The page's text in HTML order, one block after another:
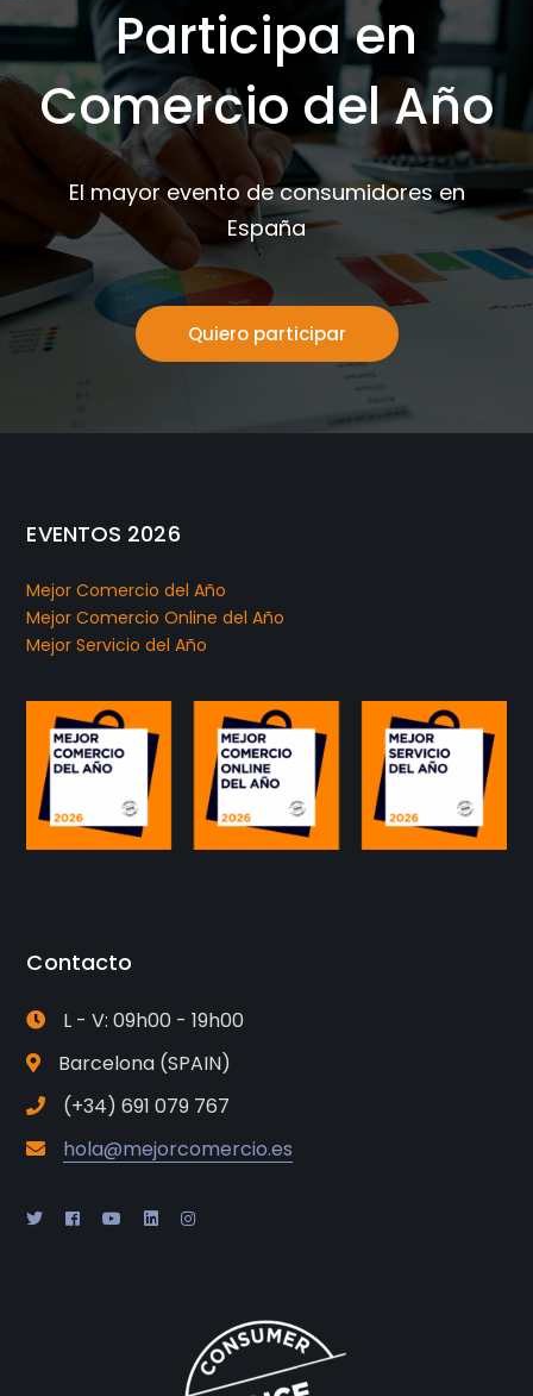
Participa en
Comercio del Año
El mayor evento de consumidores en
España
Quiero participar
EVENTOS 2026
Mejor Comercio del Año
Mejor Comercio Online del Año
Mejor Servicio del Año
Contacto
L - V: 09h00 - 19h00
Barcelona (SPAIN)
(+34) 691 079 767
hola@mejorcomercio.es